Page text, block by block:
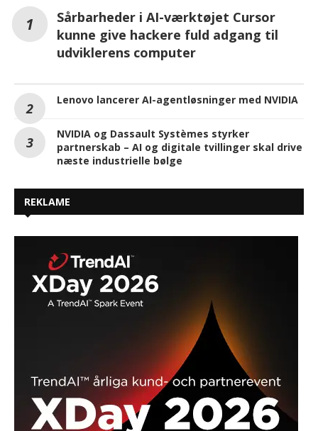
Sårbarheder i AI-værktøjet Cursor
kunne give hackere fuld adgang til
udviklerens computer
Lenovo lancerer AI-agentløsninger med NVIDIA
NVIDIA og Dassault Systèmes styrker
partnerskab – AI og digitale tvillinger skal drive
næste industrielle bølge
REKLAME